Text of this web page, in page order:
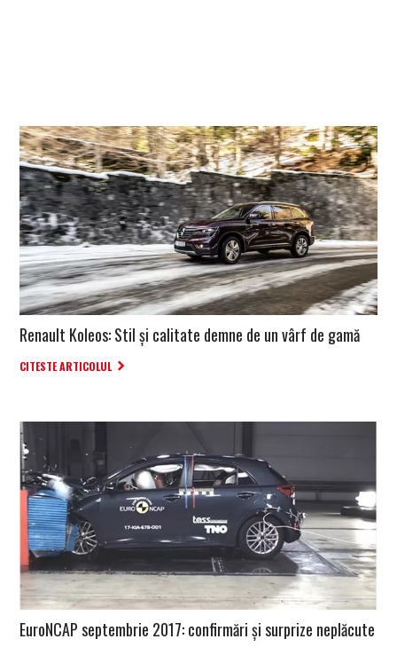
Renault Koleos: Stil și calitate demne de un vârf de gamă
CITESTE ARTICOLUL
EuroNCAP septembrie 2017: confirmări și surprize neplăcute